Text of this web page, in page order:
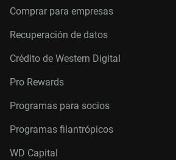
Comprar para empresas
Recuperación de datos
Crédito de Western Digital
Pro Rewards
Programas para socios
Programas filantrópicos
WD Capital